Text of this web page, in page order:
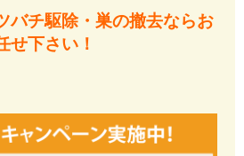
バチ駆除・巣の撤去ならお
せ下さい！